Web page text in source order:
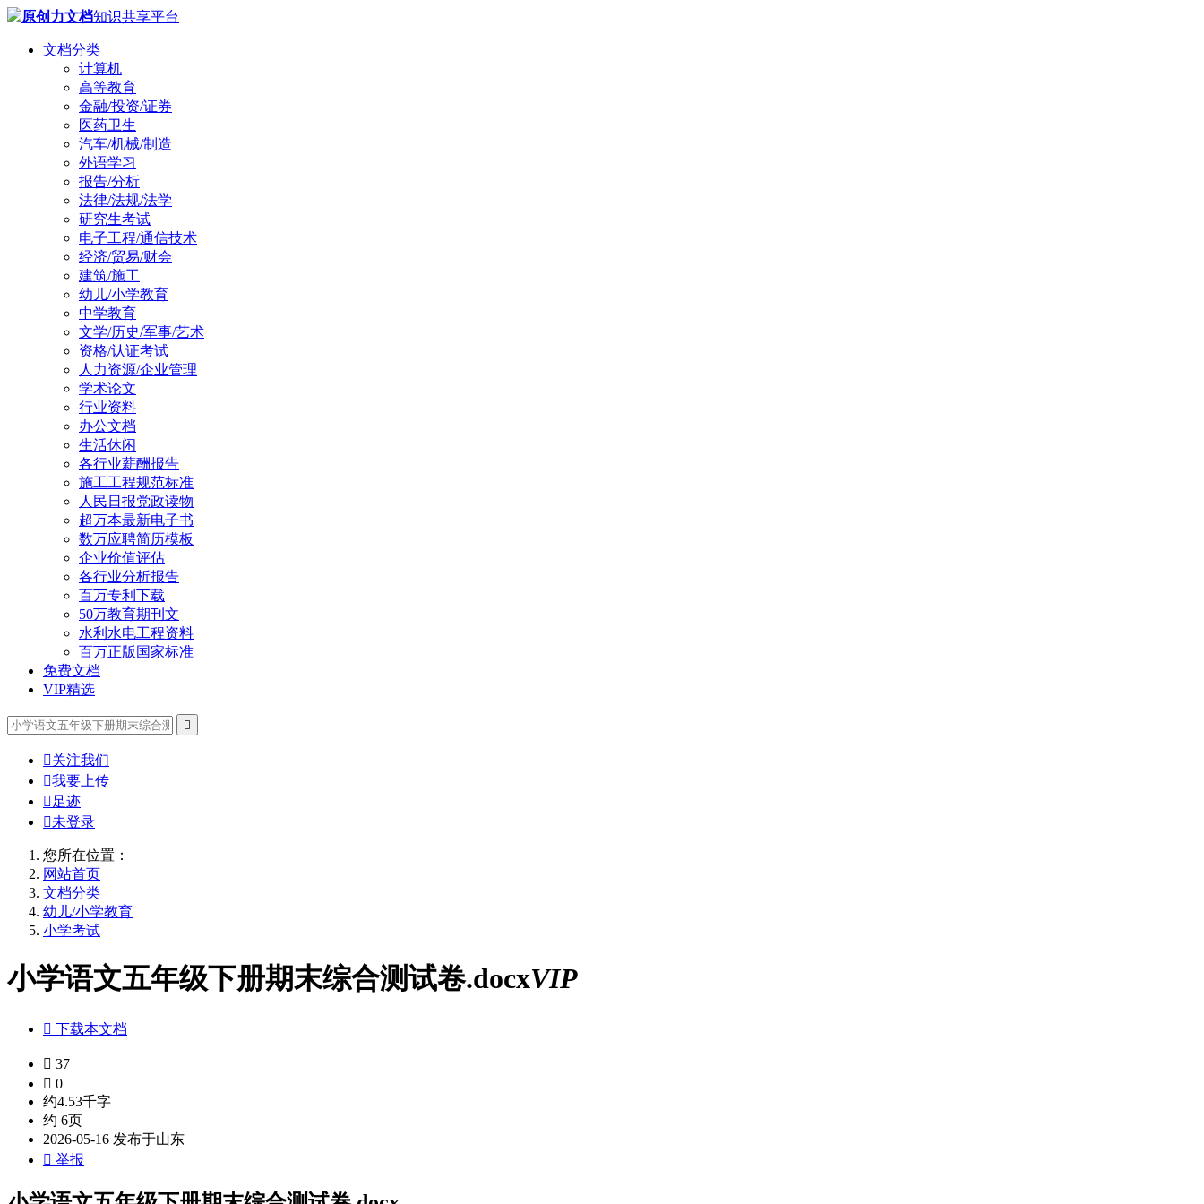
原创力文档知识共享平台
文档分类
计算机
高等教育
金融/投资/证券
医药卫生
汽车/机械/制造
外语学习
报告/分析
法律/法规/法学
研究生考试
电子工程/通信技术
经济/贸易/财会
建筑/施工
幼儿/小学教育
中学教育
文学/历史/军事/艺术
资格/认证考试
人力资源/企业管理
学术论文
行业资料
办公文档
生活休闲
各行业薪酬报告
施工工程规范标准
人民日报党政读物
超万本最新电子书
数万应聘简历模板
企业价值评估
各行业分析报告
百万专利下载
50万教育期刊文
水利水电工程资料
百万正版国家标准
免费文档
VIP精选

关注我们
我要上传
 足迹
未登录
您所在位置：
网站首页
文档分类
幼儿/小学教育
小学考试
小学语文五年级下册期末综合测试卷.docxVIP
 下载本文档
 37
 0
约4.53千字
约 6页
2026-05-16 发布于山东
 举报